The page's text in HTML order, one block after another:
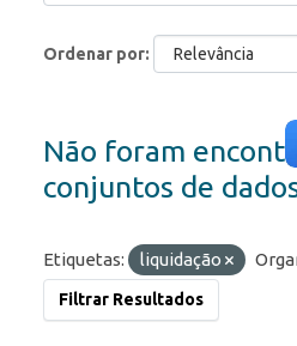
Ordenar por
Não foram
conjuntos de
Etiquetas: liquidação
Filtrar Resultados